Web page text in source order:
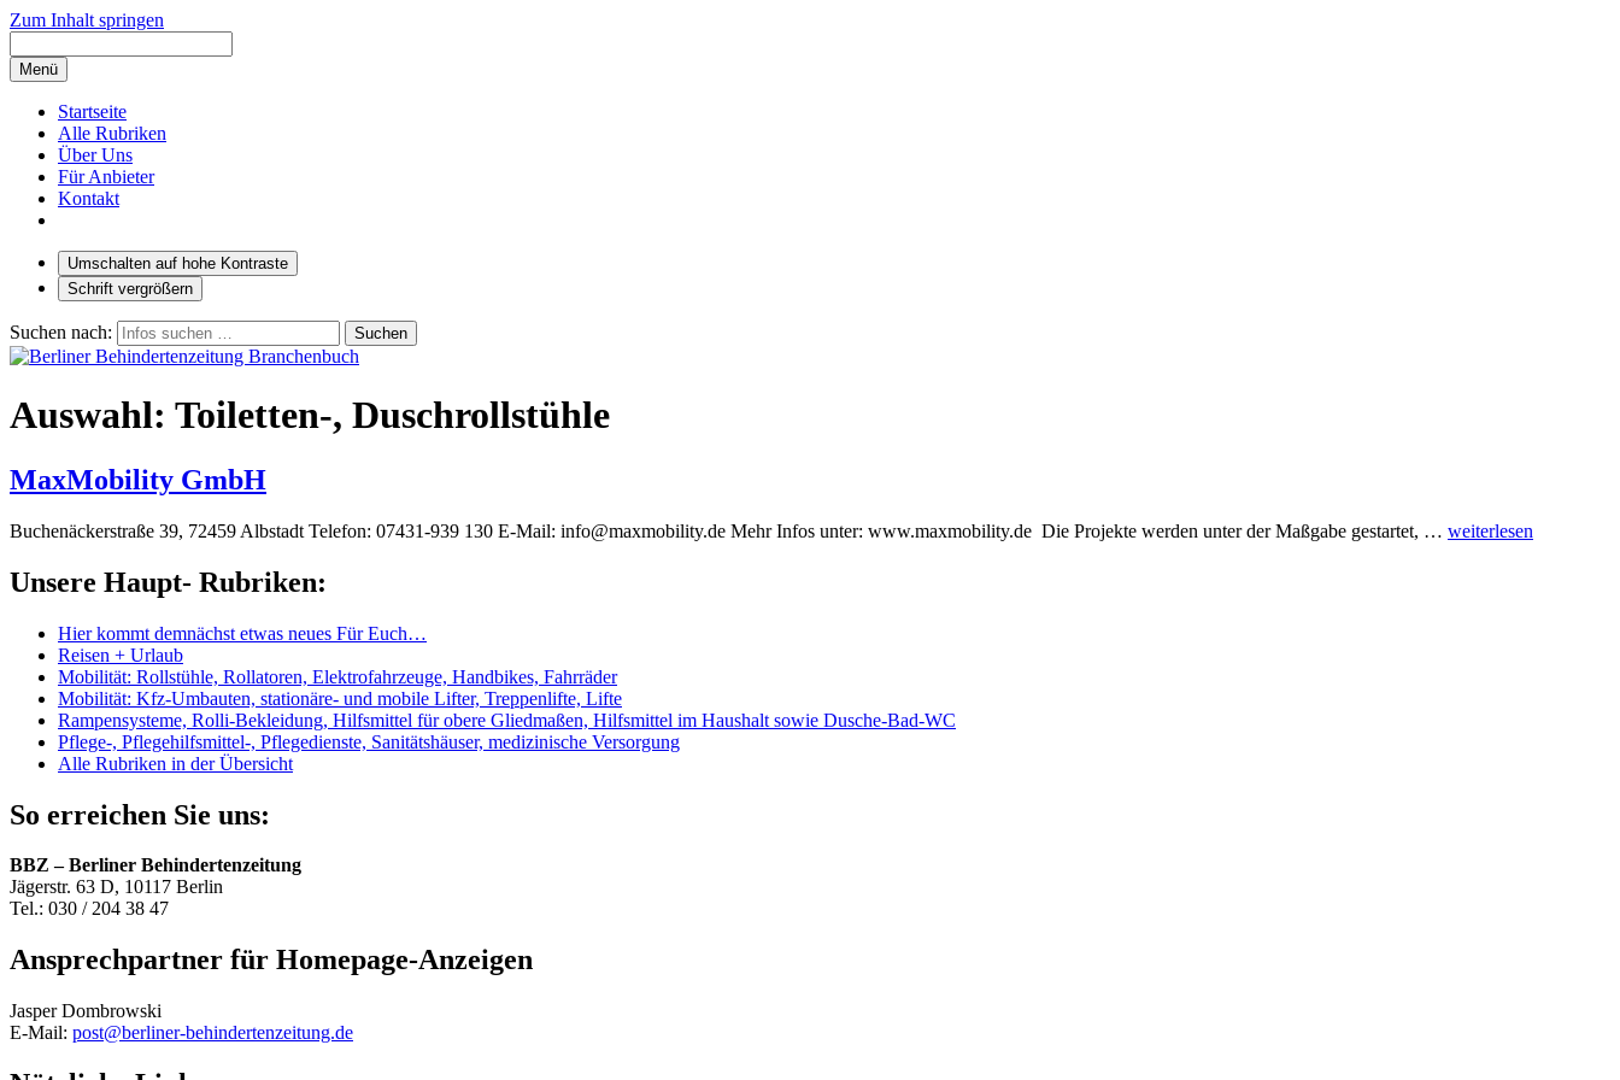
Zum Inhalt springen
Menü
Startseite
Alle Rubriken
Über Uns
Für Anbieter
Kontakt
Umschalten auf hohe Kontraste
Schrift vergrößern
Suchen nach:
Auswahl: Toiletten-, Duschrollstühle
MaxMobility GmbH
Buchenäckerstraße 39, 72459 Albstadt Telefon: 07431-939 130 E-Mail: info@maxmobility.de Mehr Infos unter: www.maxmobility.de Die Projekte werden unter der Maßgabe gestartet, … weiterlesen
Unsere Haupt- Rubriken:
Hier kommt demnächst etwas neues Für Euch…
Reisen + Urlaub
Mobilität: Rollstühle, Rollatoren, Elektrofahrzeuge, Handbikes, Fahrräder
Mobilität: Kfz-Umbauten, stationäre- und mobile Lifter, Treppenlifte, Lifte
Rampensysteme, Rolli-Bekleidung, Hilfsmittel für obere Gliedmaßen, Hilfsmittel im Haushalt sowie Dusche-Bad-WC
Pflege-, Pflegehilfsmittel-, Pflegedienste, Sanitätshäuser, medizinische Versorgung
Alle Rubriken in der Übersicht
So erreichen Sie uns:
BBZ – Berliner Behindertenzeitung
Jägerstr. 63 D, 10117 Berlin
Tel.: 030 / 204 38 47
Ansprechpartner für Homepage-Anzeigen
Jasper Dombrowski
E-Mail: post@berliner-behindertenzeitung.de